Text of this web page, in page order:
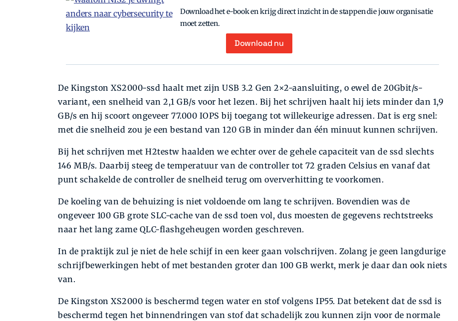
Download het e-book en krijg direct inzicht in de stappen die jouw organisatie
moet zetten.
Download nu
De Kingston XS2000-ssd haalt met zijn USB 3.2 Gen 2×2-aansluiting, o­ ewel de 20Gbit/s-
variant, een snelheid van 2,1 GB/s voor het lezen. Bij het schrijven haalt hij iets minder dan 1,9
GB/s en hij scoort ongeveer 77.000 IOPS bij toegang tot willekeurige adressen. Dat is erg snel:
met die snelheid zou je een bestand van 120 GB in minder dan één minuut kunnen schrijven.
Bij het schrijven met H2testw haalden we echter over de gehele capaciteit van de ssd slechts
146 MB/s. Daarbij steeg de temperatuur van de controller tot 72 graden Celsius en vanaf dat
punt schakelde de controller de snelheid terug om oververhitting te voorkomen.
De koeling van de behuizing is niet voldoende om lang te schrijven. Bovendien was de
ongeveer 100 GB grote SLC-cache van de ssd toen vol, dus moesten de gegevens rechtstreeks
naar het lang zame QLC-flashgeheugen worden geschreven.
In de praktijk zul je niet de hele schijf in een keer gaan volschrijven. Zolang je geen langdurige
schrijfbewerkingen hebt of met bestanden groter dan 100 GB werkt, merk je daar dan ook niets
van.
De Kingston XS2000 is beschermd tegen water en stof volgens IP55. Dat betekent dat de ssd is
beschermd tegen het binnendringen van stof dat schadelijk zou kunnen zijn voor de normale